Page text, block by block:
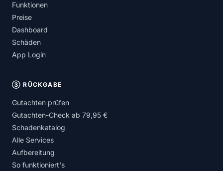
Funktionen
Preise
Dashboard
Schäden
App Login
③ RÜCKGABE
Gutachten prüfen
Gutachten-Check ab 79,95 €
Schadenkatalog
Alle Services
Aufbereitung
So funktioniert's